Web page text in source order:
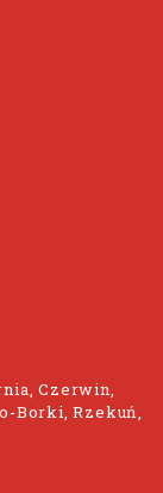
Czerwin,
Borki, Rzekuń,